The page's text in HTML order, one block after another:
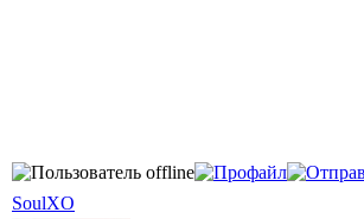
SoulXO